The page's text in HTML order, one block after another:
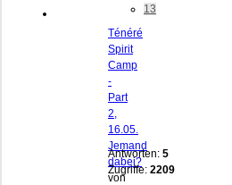
13
Ténéré
Spirit
Camp
-
Part
2,
16.05.
Jemand
dabei?
von
Antworten: 5
Zugriffe: 2209